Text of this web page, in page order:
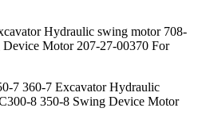
Hydraulic swing motor 708-
Motor 207-27-00370 For
7 360-7 Excavator Hydraulic
8 350-8 Swing Device Motor